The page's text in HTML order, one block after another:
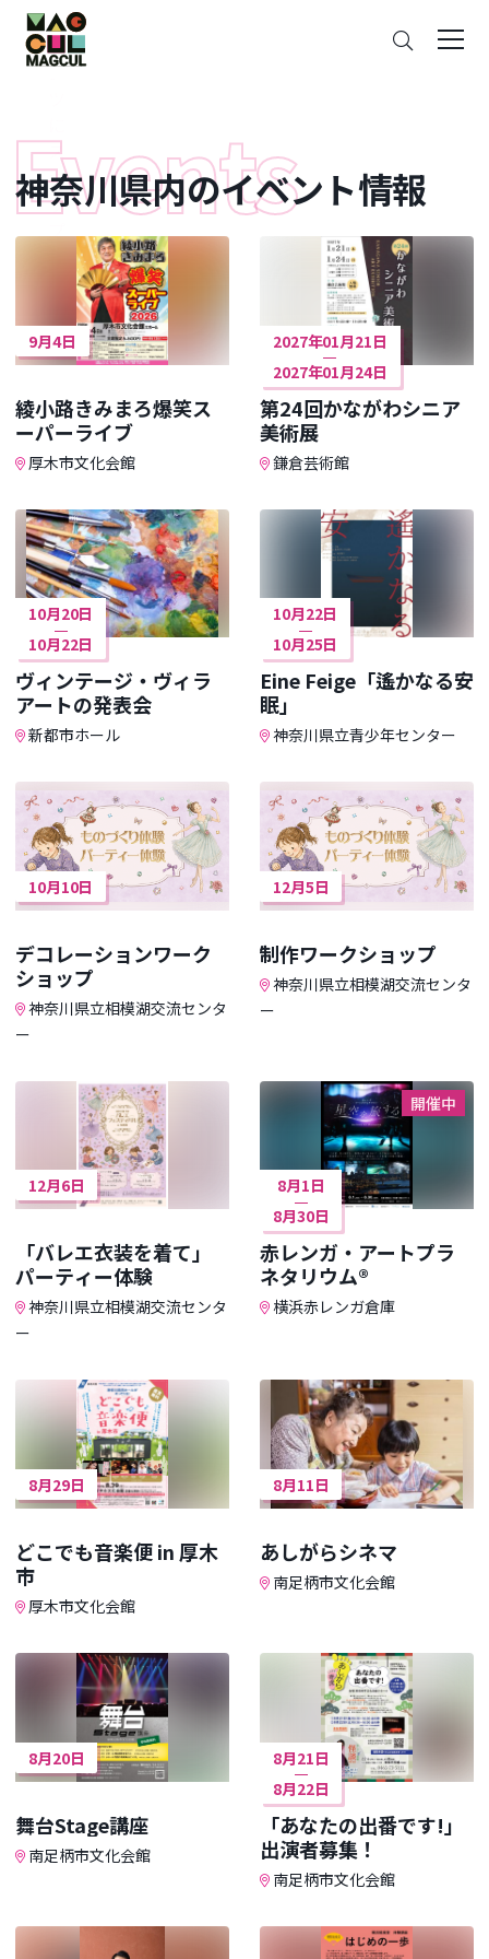
ン
テ
ン
ス
キ
ッ
プ
神奈川県内のイベント情報
9月4日
綾小路きみまろ爆笑ス
ーパーライブ
厚木市文化会館
2027年01月21日
2027年01月24日
第24回かながわシニア
美術展
鎌倉芸術館
10月20日
10月22日
ヴィンテージ・ヴィラ
アートの発表会
新都市ホール
10月22日
10月25日
Eine Feige「遙かなる安
眠」
神奈川県立青少年センター
10月10日
デコレーションワーク
ショップ
神奈川県立相模湖交流センタ
ー
12月5日
制作ワークショップ
神奈川県立相模湖交流センタ
ー
12月6日
「バレエ衣装を着て」
パーティー体験
神奈川県立相模湖交流センタ
ー
開催中
8月1日
8月30日
赤レンガ・アートプラ
ネタリウム®
横浜赤レンガ倉庫
8月29日
どこでも音楽便 in 厚木
市
厚木市文化会館
8月11日
あしがらシネマ
南足柄市文化会館
8月20日
舞台Stage講座
南足柄市文化会館
8月21日
8月22日
「あなたの出番です!」
出演者募集！
南足柄市文化会館